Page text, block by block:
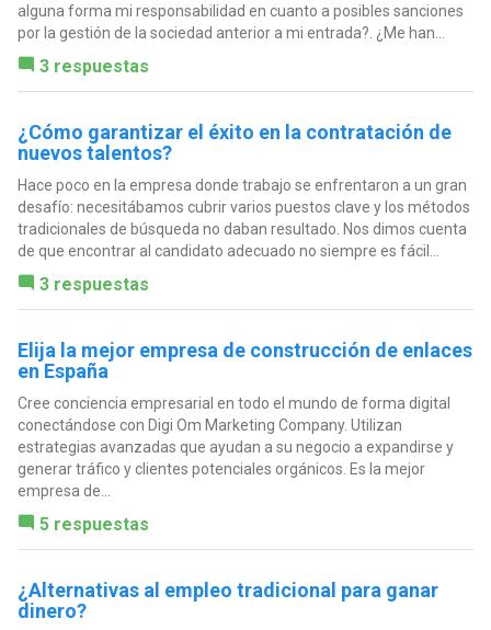
alguna forma mi responsabilidad en cuanto a posibles sanciones
por la gestión de la sociedad anterior a mi entrada?. ¿Me han...
3 respuestas
¿Cómo garantizar el éxito en la contratación de
nuevos talentos?
Hace poco en la empresa donde trabajo se enfrentaron a un gran
desafío: necesitábamos cubrir varios puestos clave y los métodos
tradicionales de búsqueda no daban resultado. Nos dimos cuenta
de que encontrar al candidato adecuado no siempre es fácil...
3 respuestas
Elija la mejor empresa de construcción de enlaces
en España
Cree conciencia empresarial en todo el mundo de forma digital
conectándose con Digi Om Marketing Company. Utilizan
estrategias avanzadas que ayudan a su negocio a expandirse y
generar tráfico y clientes potenciales orgánicos. Es la mejor
empresa de...
5 respuestas
¿Alternativas al empleo tradicional para ganar
dinero?